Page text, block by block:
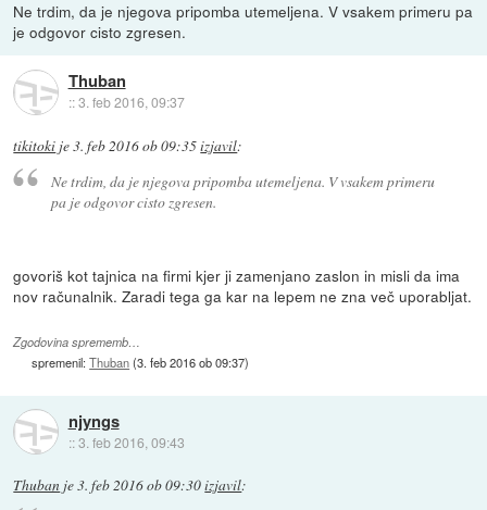
Ne trdim, da je njegova pripomba utemeljena. V vsakem primeru pa
je odgovor cisto zgresen.
Thuban
::3. feb 2016, 09:37
tikitoki je3. feb 2016 ob 09:35izjavil:
Ne trdim, da je njegova pripomba utemeljena. V vsakem primeru
pa je odgovor cisto zgresen.
govoriš kot tajnica na firmi kjer ji zamenjano zaslon in misli da ima
nov računalnik. Zaradi tega ga kar na lepem ne zna več uporabljat.
Zgodovina sprememb…
spremenil:Thuban(3. feb 2016 ob 09:37)
njyngs
::3. feb 2016, 09:43
Thuban je3. feb 2016 ob 09:30izjavil: